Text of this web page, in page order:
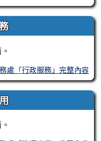
處「行政服務」完整內容